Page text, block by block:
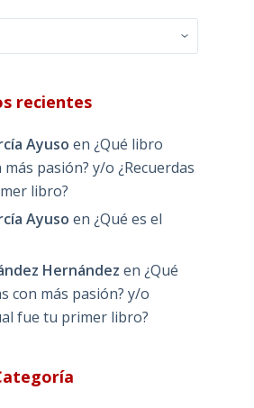
recientes
Ayuso en ¿Qué libro
pasión? y/o ¿Recuerdas
libro?
Ayuso en ¿Qué es el
Hernández en ¿Qué
con más pasión? y/o
fue tu primer libro?